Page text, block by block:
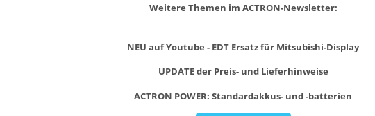
Weitere Themen im ACTRON-Newsletter:
NEU auf Youtube - EDT Ersatz für Mitsubishi-Display
UPDATE der Preis- und Lieferhinweise
ACTRON POWER: Standardakkus- und -batterien